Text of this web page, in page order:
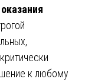
к любому